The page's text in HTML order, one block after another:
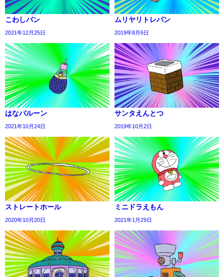
こわしバン
2021年12月25日
ムリヤリトレパン
2019年8月6日
はなバルーン
2021年10月24日
サンタえんとつ
2019年10月2日
ストレートホール
2020年10月20日
ミニドラえもん
2021年1月29日